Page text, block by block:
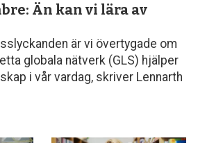
Än kan vi lära av
är vi övertygade om
globala nätverk (GLS) hjälper
i vår vardag, skriver Lennarth